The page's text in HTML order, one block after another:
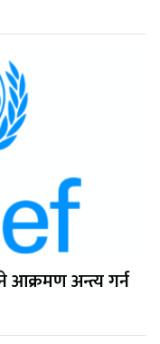
आक्रमण अन्त्य गर्न